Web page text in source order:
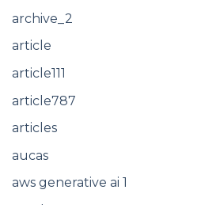
archive_2
article
article111
article787
articles
aucas
aws generative ai 1